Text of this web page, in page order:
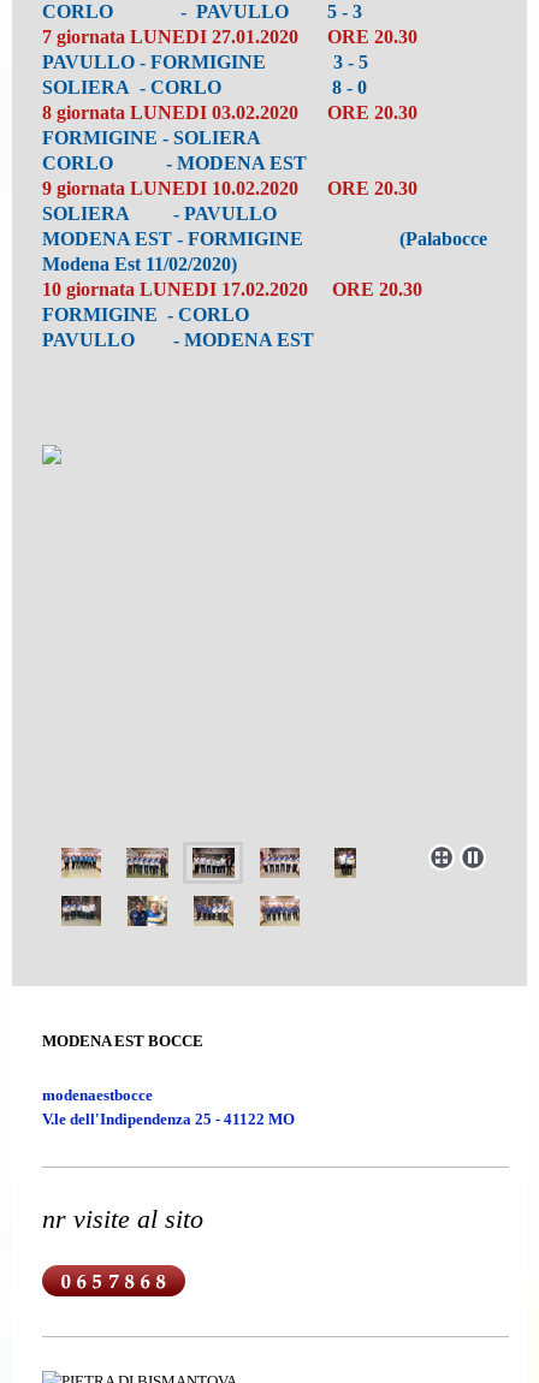
CORLO - PAVULLO 5 - 3
7 giornata LUNEDI 27.01.2020 ORE 20.30
PAVULLO - FORMIGINE 3 - 5
SOLIERA - CORLO 8 - 0
8 giornata LUNEDI 03.02.2020 ORE 20.30
FORMIGINE - SOLIERA
CORLO - MODENA EST
9 giornata LUNEDI 10.02.2020 ORE 20.30
SOLIERA - PAVULLO
MODENA EST - FORMIGINE (Palabocce
Modena Est 11/02/2020)
10 giornata LUNEDI 17.02.2020 ORE 20.30
FORMIGINE - CORLO
PAVULLO - MODENA EST
MODENA EST BOCCE
modenaestbocce
V.le dell'Indipendenza 25 - 41122 MO
nr visite al sito